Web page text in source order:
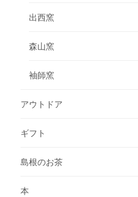
出西窯
森山窯
袖師窯
アウトドア
ギフト
島根のお茶
本